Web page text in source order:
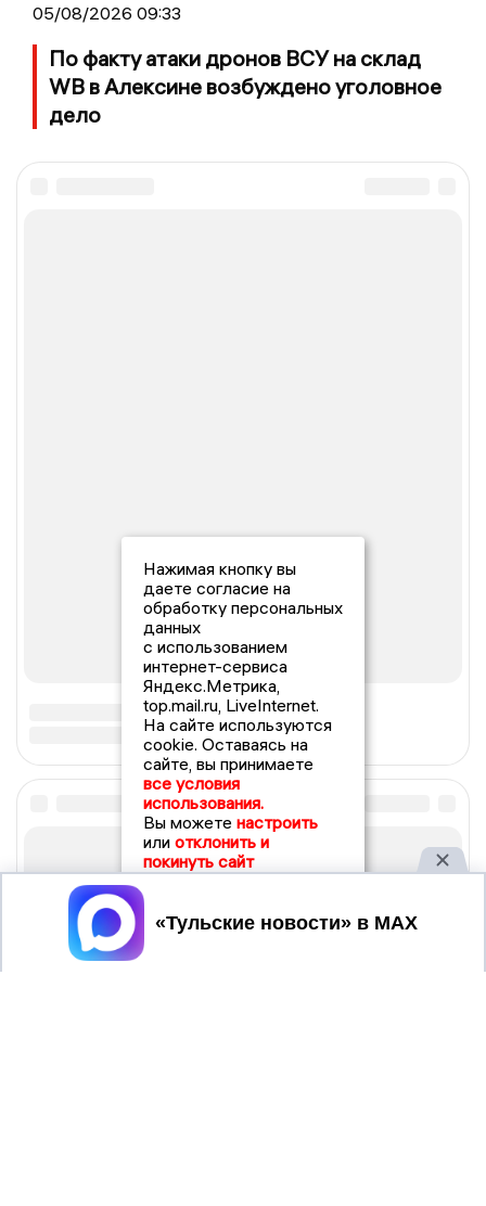
05/08/2026 09:33
По факту атаки дронов ВСУ на склад
WB в Алексине возбуждено уголовное
дело
Нажимая кнопку вы
даете согласие на
обработку персональных
данных
с использованием
интернет-сервиса
Яндекс.Метрика,
top.mail.ru, LiveInternet.
На сайте используются
cookie. Оставаясь на
сайте, вы принимаете
все условия
использования.
Вы можете настроить
или отклонить и
покинуть сайт
Принять